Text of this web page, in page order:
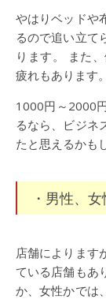
やはりベッドや
るので追い立て
ります。 また
疲れもあります。
1000円～2000
るなら、ビジネ
たと思えるかも
・男性、
店舗によります
ている店舗もあ
か、女性かでは